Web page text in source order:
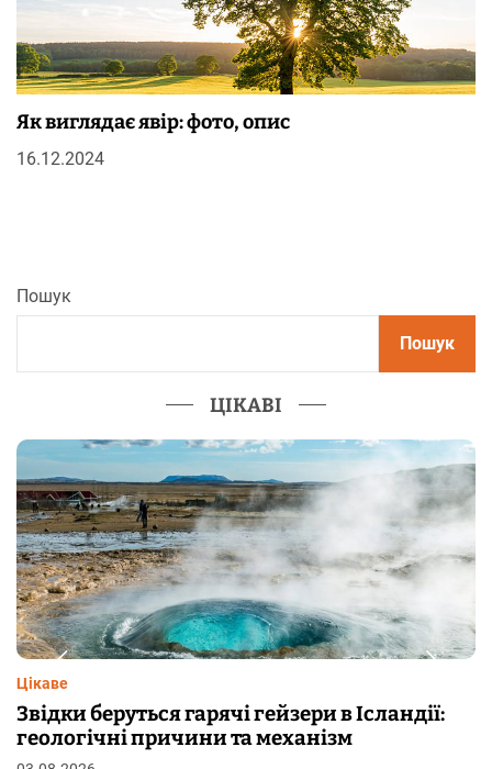
Як виглядає явір: фото, опис
16.12.2024
Пошук
Пошук
ЦІКАВІ
Чому від переляку з’являються
шкірі: фізіологія пілоерекції